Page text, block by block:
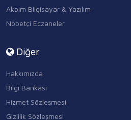
Akbim Bilgisayar & Yazılım
Nöbetçi Eczaneler
Diğer
Hakkımızda
Bilgi Bankası
Hizmet Sözleşmesi
Gizlilik Sözleşmesi